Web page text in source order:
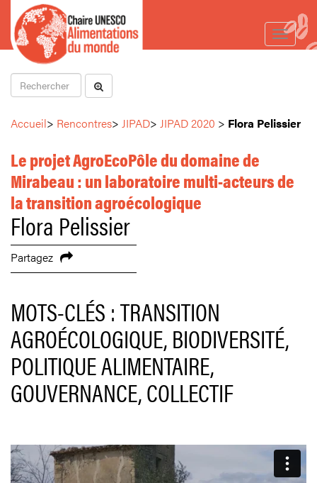
Toggle
Accueil> Rencontres> JIPAD> JIPAD 2020 > Flora Pelissier
Le projet AgroEcoPôle du domaine de
Mirabeau : un laboratoire multi-acteurs de
la transition agroécologique
Flora Pelissier
Partagez
MOTS-CLÉS : TRANSITION
AGROÉCOLOGIQUE, BIODIVERSITÉ,
POLITIQUE ALIMENTAIRE,
GOUVERNANCE, COLLECTIF